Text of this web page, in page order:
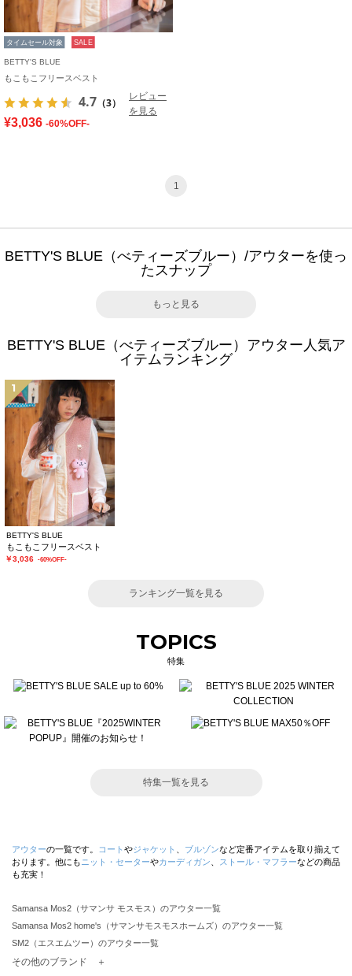
タイムセール対象 SALE
BETTY'S BLUE
もこもこフリースベスト
4.7 （3）
レビュー
を見る
¥3,036 -60%OFF-
1
BETTY'S BLUE（べティーズブルー）/アウターを使っ
たスナップ
もっと見る
BETTY'S BLUE（べティーズブルー）アウター人気ア
イテムランキング
1
BETTY'S BLUE
もこもこフリースベスト
￥3,036 -60%OFF-
ランキング一覧を見る
TOPICS
特集
特集一覧を見る
アウターの一覧です。 コート やジャケット ブルゾンなど定番アイテムを取り揃えて
おります。他にも ニット・セーターやカーディガン ストール・マフラーなどの商品
も充実！
Samansa Mos2（サマンサ モスモス）のアウター一覧
Samansa Mos2 home's（サマンサモスモスホームズ）のアウター一覧
SM2（エスエムツー）のアウター一覧
TSUHARU by Samansa Mos2（ツハルバイサマンサモスモス）のアウター一覧
その他のブランド ＋